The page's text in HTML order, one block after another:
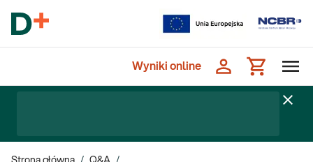
Wyniki online